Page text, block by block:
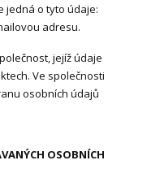
jedná o tyto údaje:
adresu.
jejíž údaje
Ve společnosti
osobních údajů
OSOBNÍCH